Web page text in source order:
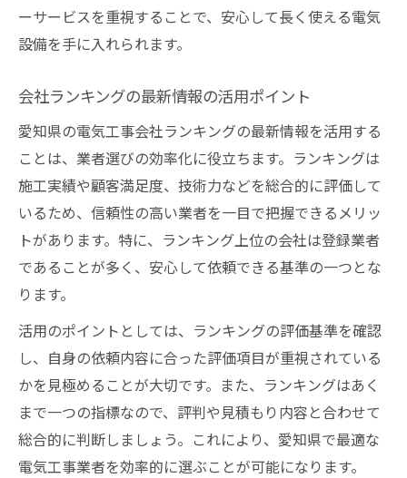
ーサービスを重視することで、安心して長く使える電気
設備を手に入れられます。
会社ランキングの最新情報の活用ポイント
愛知県の電気工事会社ランキングの最新情報を活用する
ことは、業者選びの効率化に役立ちます。ランキングは
施工実績や顧客満足度、技術力などを総合的に評価して
いるため、信頼性の高い業者を一目で把握できるメリッ
トがあります。特に、ランキング上位の会社は登録業者
であることが多く、安心して依頼できる基準の一つとな
ります。
活用のポイントとしては、ランキングの評価基準を確認
し、自身の依頼内容に合った評価項目が重視されている
かを見極めることが大切です。また、ランキングはあく
まで一つの指標なので、評判や見積もり内容と合わせて
総合的に判断しましょう。これにより、愛知県で最適な
電気工事業者を効率的に選ぶことが可能になります。